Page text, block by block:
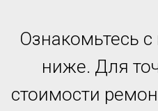
Ознакомьтесь
ниже. Для
стоимости